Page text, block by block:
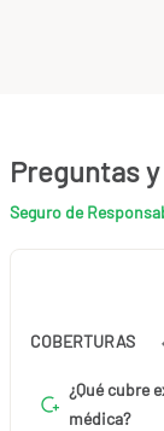
Preguntas
Seguro de
COBERTURAS
¿Qué cubre
médica?